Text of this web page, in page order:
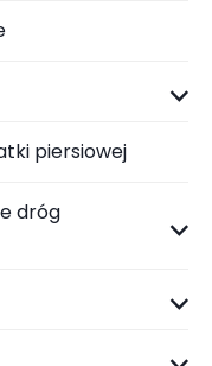
piersiowej
dróg